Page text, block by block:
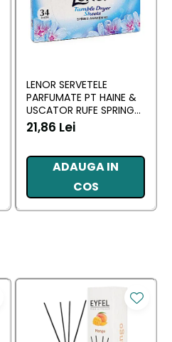
LENOR SERVETELE
PARFUMATE PT HAINE &
USCATOR RUFE SPRING
AWAKENING 34 BUC
21,86 Lei
ADAUGA IN
COS